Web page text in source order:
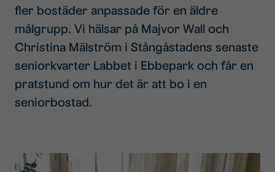
fler bostäder anpassade för en äldre
målgrupp. Vi hälsar på Majvor Wall och
Christina Mälström i Stångåstadens senaste
seniorkvarter Labbet i Ebbepark och får en
pratstund om hur det är att bo i en
seniorbostad.